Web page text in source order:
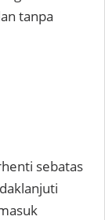
tanpa
sebatas